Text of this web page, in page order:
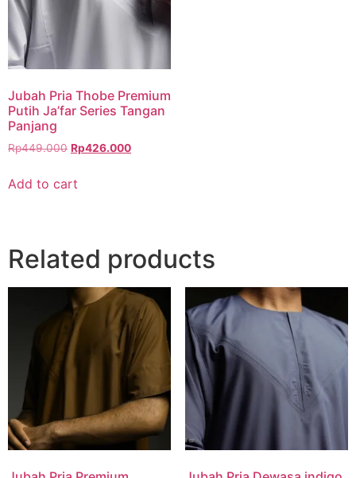
Jubah Pria Thobe Premium
Putih Ja’far Series Tangan
Panjang
Rp449.000 Rp426.000
Add to cart
Related products